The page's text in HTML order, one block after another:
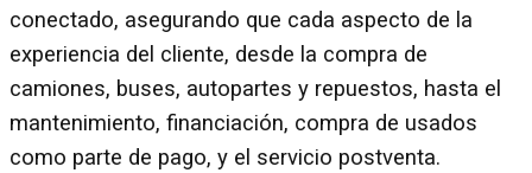
conectado, asegurando que cada aspecto de la
experiencia del cliente, desde la compra de
camiones, buses, autopartes y repuestos, hasta el
mantenimiento, financiación, compra de usados
como parte de pago, y el servicio postventa.